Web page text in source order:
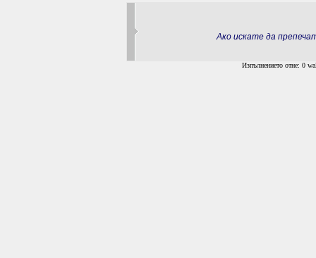
Ако искате да
Изпълнението отне: 0